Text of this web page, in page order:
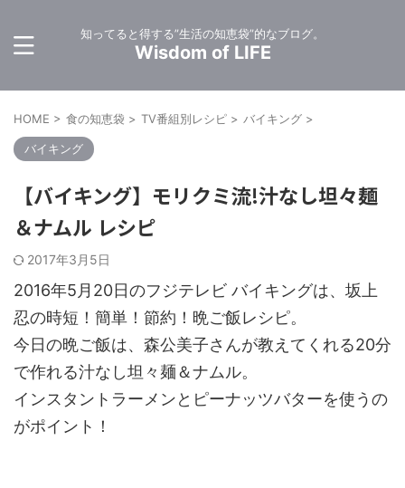
知ってると得する”生活の知恵袋”的なブログ。
Wisdom of LIFE
HOME > 食の知恵袋 > TV番組別レシピ > バイキング >
バイキング
【バイキング】モリクミ流!汁なし坦々麺
＆ナムル レシピ
2017年3月5日
2016年5月20日のフジテレビ バイキングは、坂上
忍の時短！簡単！節約！晩ご飯レシピ。
今日の晩ご飯は、森公美子さんが教えてくれる20分
で作れる汁なし坦々麺＆ナムル。
インスタントラーメンとピーナッツバターを使うの
がポイント！